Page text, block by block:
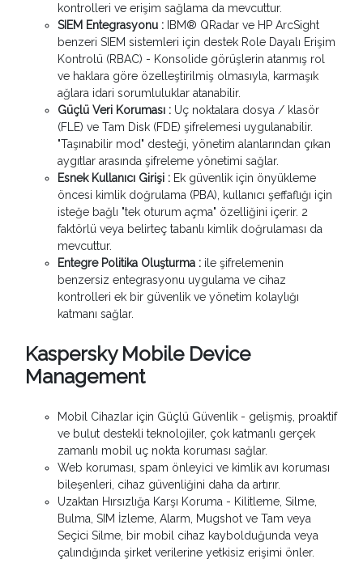
kontrolleri ve erişim sağlama da mevcuttur.
SIEM Entegrasyonu : IBM® QRadar ve HP ArcSight
benzeri SIEM sistemleri için destek Role Dayalı Erişim
Kontrolü (RBAC) - Konsolide görüşlerin atanmış rol
ve haklara göre özelleştirilmiş olmasıyla, karmaşık
ağlara idari sorumluluklar atanabilir.
Güçlü Veri Koruması : Uç noktalara dosya / klasör
(FLE) ve Tam Disk (FDE) şifrelemesi uygulanabilir.
"Taşınabilir mod" desteği, yönetim alanlarından çıkan
aygıtlar arasında şifreleme yönetimi sağlar.
Esnek Kullanıcı Girişi : Ek güvenlik için önyükleme
öncesi kimlik doğrulama (PBA), kullanıcı şeffaflığı için
isteğe bağlı "tek oturum açma" özelliğini içerir. 2
faktörlü veya belirteç tabanlı kimlik doğrulaması da
mevcuttur.
Entegre Politika Oluşturma : ile şifrelemenin
benzersiz entegrasyonu uygulama ve cihaz
kontrolleri ek bir güvenlik ve yönetim kolaylığı
katmanı sağlar.
Kaspersky Mobile Device
Management
Mobil Cihazlar için Güçlü Güvenlik - gelişmiş, proaktif
ve bulut destekli teknolojiler, çok katmanlı gerçek
zamanlı mobil uç nokta koruması sağlar.
Web koruması, spam önleyici ve kimlik avı koruması
bileşenleri, cihaz güvenliğini daha da artırır.
Uzaktan Hırsızlığa Karşı Koruma - Kilitleme, Silme,
Bulma, SIM İzleme, Alarm, Mugshot ve Tam veya
Seçici Silme, bir mobil cihaz kaybolduğunda veya
çalındığında şirket verilerine yetkisiz erişimi önler.